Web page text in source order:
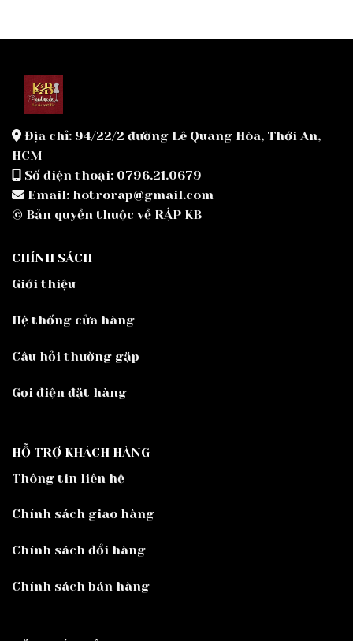
Địa chỉ: 94/22/2 đường Lê Quang Hòa, Thới An,
HCM
Số điện thoại: 0796.21.0679
Email: hotrorap@gmail.com
© Bản quyền thuộc về RẬP KB
CHÍNH SÁCH
Giới thiệu
Hệ thống cửa hàng
Câu hỏi thường gặp
Gọi điện đặt hàng
HỖ TRỢ KHÁCH HÀNG
Thông tin liên hệ
Chính sách giao hàng
Chính sách đổi hàng
Chính sách bán hàng